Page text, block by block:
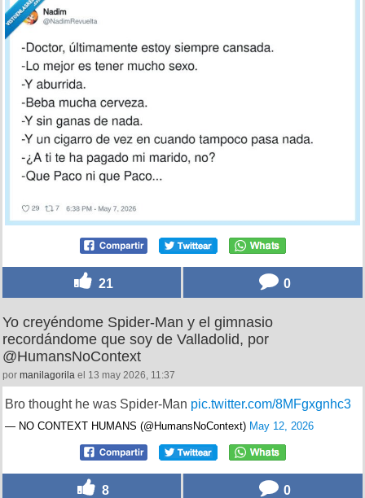
21 0
Yo creyéndome Spider‑Man y el gimnasio
recordándome que soy de Valladolid, por
@HumansNoContext
por manilagorila el 13 may 2026, 11:37
Bro thought he was Spider-Man pic.twitter.com/8MFgxgnhc3
— NO CONTEXT HUMANS (@HumansNoContext) May 12, 2026
8 0